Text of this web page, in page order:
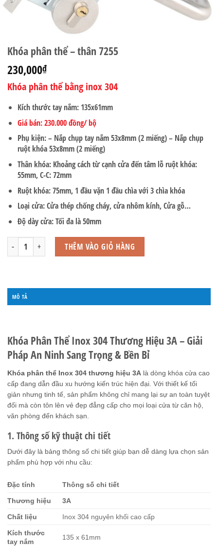
Khóa phân thể – thân 7255
230,000₫
Khóa phân thể bằng inox 304
Kích thước tay nắm: 135x61mm
Giá bán: 230.000 đồng/ bộ
Phụ kiện: – Nắp chụp tay nắm 53x8mm (2 miếng) – Nắp chụp
ruột khóa 53x8mm (2 miếng)
Thân khóa: Khoảng cách từ cạnh cửa đến tâm lỗ ruột khóa:
55mm, C-C: 72mm
Ruột khóa: 75mm, 1 đầu vặn 1 đầu chìa với 3 chìa khóa
Loại cửa: Cửa thép chống cháy, cửa nhôm kính, Cửa gỗ…
Độ dày cửa: Tối đa là 50mm
Khóa phân thể - thân 7255 số lượngTHÊM VÀO GIỎ HÀNG
MÔ TẢ
Khóa Phân Thể Inox 304 Thương Hiệu 3A – Giải
Pháp An Ninh Sang Trọng & Bền Bỉ
Khóa phân thể Inox 304 thương hiệu 3A là dòng khóa cửa cao
cấp đang dẫn đầu xu hướng kiến trúc hiện đại. Với thiết kế tối
giản nhưng tinh tế, sản phẩm không chỉ mang lại sự an toàn tuyệt
đối mà còn tôn lên vẻ đẹp đẳng cấp cho mọi loại cửa từ căn hộ,
văn phòng đến khách sạn.
1. Thông số kỹ thuật chi tiết
Dưới đây là bảng thông số chi tiết giúp bạn dễ dàng lựa chọn sản
phẩm phù hợp với nhu cầu:
Đặc tính Thông số chi tiết
Thương hiệu 3A
Chất liệu Inox 304 nguyên khối cao cấp
Kích thước
tay nắm
135 x 61mm